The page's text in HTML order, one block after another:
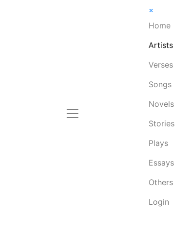
×
Home
Artists
Verses
Songs
Novels
Stories
Plays
Essays
Others
Login